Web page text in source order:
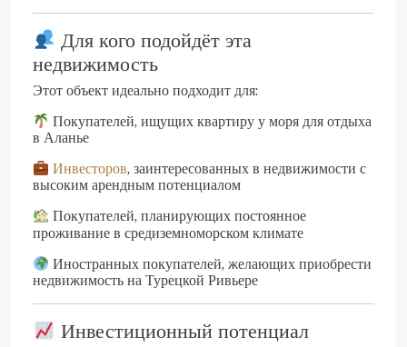
Для кого подойдёт эта
недвижимость
Этот объект идеально подходит для:
Покупателей, ищущих квартиру у моря для отдыха
в Аланье
Инвесторов, заинтересованных в недвижимости с
высоким арендным потенциалом
Покупателей, планирующих постоянное
проживание в средиземноморском климате
Иностранных покупателей, желающих приобрести
недвижимость на Турецкой Ривьере
Инвестиционный потенциал